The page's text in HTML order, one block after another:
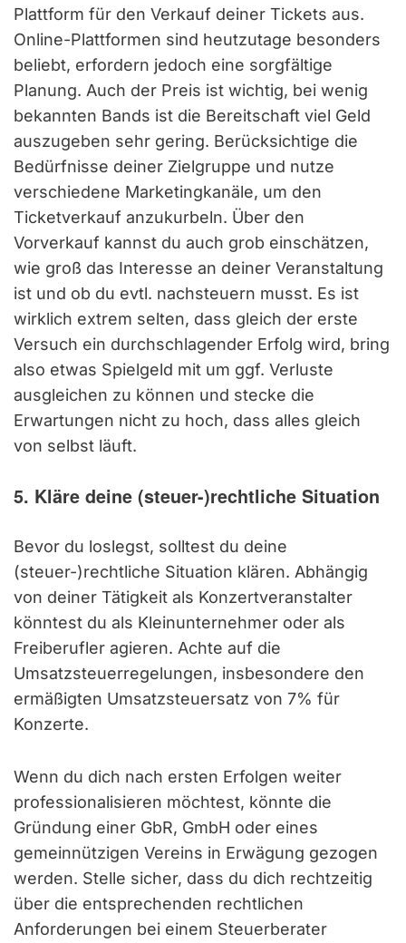
Plattform für den Verkauf deiner Tickets aus.
Online-Plattformen sind heutzutage besonders
beliebt, erfordern jedoch eine sorgfältige
Planung. Auch der Preis ist wichtig, bei wenig
bekannten Bands ist die Bereitschaft viel Geld
auszugeben sehr gering. Berücksichtige die
Bedürfnisse deiner Zielgruppe und nutze
verschiedene Marketingkanäle, um den
Ticketverkauf anzukurbeln. Über den
Vorverkauf kannst du auch grob einschätzen,
wie groß das Interesse an deiner Veranstaltung
ist und ob du evtl. nachsteuern musst. Es ist
wirklich extrem selten, dass gleich der erste
Versuch ein durchschlagender Erfolg wird, bring
also etwas Spielgeld mit um ggf. Verluste
ausgleichen zu können und stecke die
Erwartungen nicht zu hoch, dass alles gleich
von selbst läuft.
5. Kläre deine (steuer-)rechtliche Situation
Bevor du loslegst, solltest du deine
(steuer-)rechtliche Situation klären. Abhängig
von deiner Tätigkeit als Konzertveranstalter
könntest du als Kleinunternehmer oder als
Freiberufler agieren. Achte auf die
Umsatzsteuerregelungen, insbesondere den
ermäßigten Umsatzsteuersatz von 7% für
Konzerte.
Wenn du dich nach ersten Erfolgen weiter
professionalisieren möchtest, könnte die
Gründung einer GbR, GmbH oder eines
gemeinnützigen Vereins in Erwägung gezogen
werden. Stelle sicher, dass du dich rechtzeitig
über die entsprechenden rechtlichen
Anforderungen bei einem Steuerberater